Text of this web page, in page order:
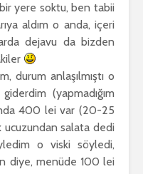
yere soktu, ben tabii
aldım o anda, içeri
dejavu da bizden
durum anlaşılmıştı o
(yapmadığım
400 lei var (20-25
ucuzundan salata dedi
o viski söyledi,
diye, menüde 100 lei